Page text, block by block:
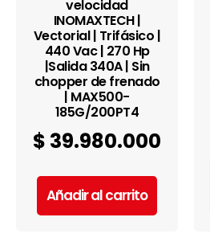
velocidad
INOMAXTECH |
Vectorial | Trifásico |
440 Vac | 270 Hp
|Salida 340A | Sin
chopper de frenado
| MAX500-
185G/200PT4
$ 39.980.000
Añadir al carrito